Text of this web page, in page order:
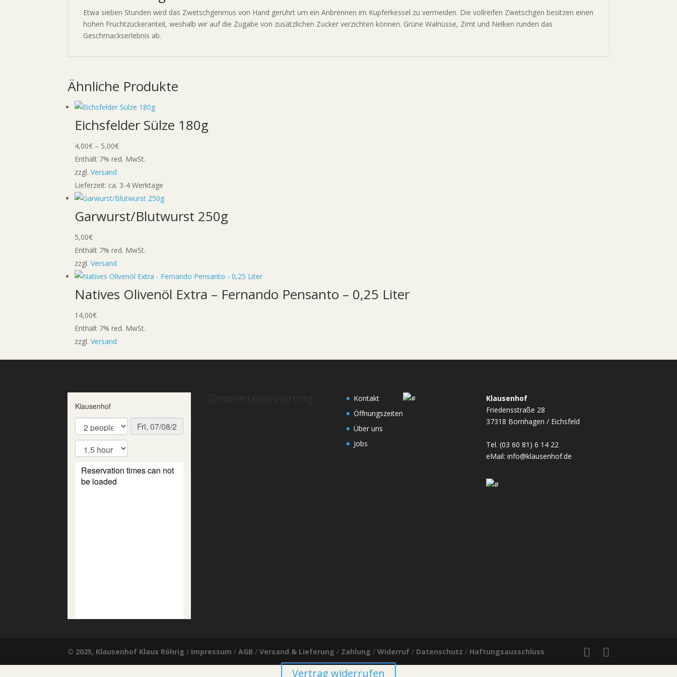
Etwa sieben Stunden wird das Zwetschgenmus von Hand gerührt um ein Anbrennen im Kupferkessel zu vermeiden. Die vollreifen Zwetschgen besitzen einen
hohen Fruchtzuckeranteil, weshalb wir auf die Zugabe von zusätzlichen Zucker verzichten können. Grüne Walnüsse, Zimt und Nelken runden das
Geschmackserlebnis ab.
Ähnliche Produkte
Eichsfelder Sülze 180g
4,00€ – 5,00€Preisspanne:
4,00€
5,00€
Enthält 7% red. MwSt.
zzgl.Versand
Lieferzeit: ca. 3-4 Werktage
Garwurst/Blutwurst 250g
5,00€
Enthält 7% red. MwSt.
zzgl.Versand
Natives Olivenöl Extra – Fernando Pensanto – 0,25 Liter
14,00€
Enthält 7% red. MwSt.
zzgl.Versand
Kontakt
Öffnungszeiten
Über uns
Jobs
Klausenhof
Friedensstraße 28
37318 Bornhagen / Eichsfeld
Tel. (03 60 81) 6 14 22
eMail: info@klausenhof.de
© 2025, Klausenhof Klaus Röhrig / Impressum /AGB /Versand & Lieferung / Zahlung /Widerruf / Datenschutz / Haftungsausschluss
Vertrag widerrufen